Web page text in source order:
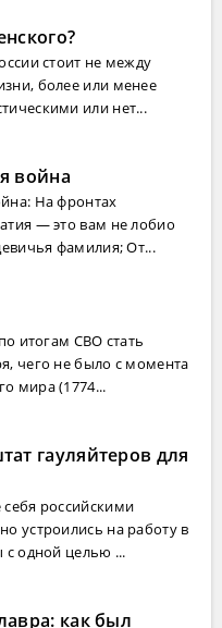
стоит не между
более или менее
или нет...
война
На фронтах
— это вам не лобио
фамилия; От...
итогам СВО стать
чего не было с момента
мира (1774...
гауляйтеров для
российскими
устроились на работу в
с одной целью ...
как был